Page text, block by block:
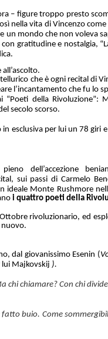
– figure troppo presto
nella vita di Vincenzo
un mondo che non voleva
gratitudine e nostalgia,
che è ogni recital di
l’incantamento che fu lo
“Poeti della Rivoluzione”:
secolo scorso.
esclusiva per lui un 78 giri
dell’accezione
sui passi di Carmelo
ideale Monte Rushmore
i quattro poeti della
rivoluzionario, ed
nuovo.
dal giovanissimo Esenin (
lui Majkovskij ).
chi chiamare? Con chi
fatto buio. Come